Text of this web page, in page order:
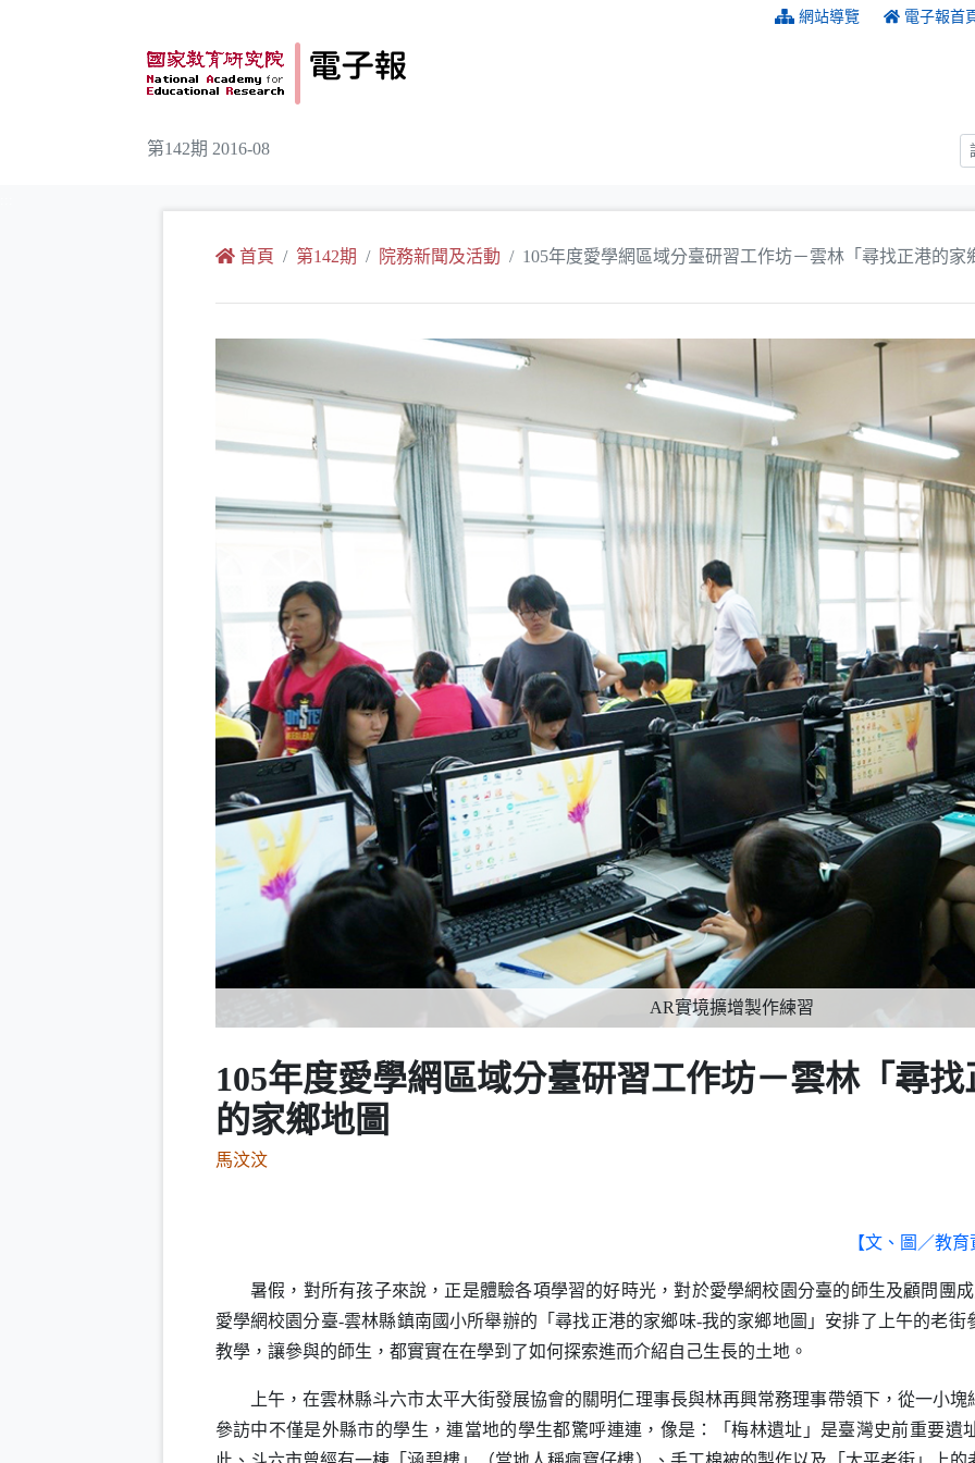
網站導覽 電子報首
第142期 2016-08
首頁 第142期 院務新聞及活動 105年度愛學網區域分臺研習工作坊－雲林「尋找正港的家
AR實境擴增製作練習
Previous
105年度愛學網區域分臺研習工作坊－雲林「尋
的家鄉地圖
馬汶汶
【文、圖／教
暑假，對所有孩子來說，正是體驗各項學習的好時光，對於愛學網校園分臺的師生及顧問團
愛學網校園分臺-雲林縣鎮南國小所舉辦的「尋找正港的家鄉味-我的家鄉地圖」安排了上午的老
教學，讓參與的師生，都實實在在學到了如何探索進而介紹自己生長的土地。
上午，在雲林縣斗六市太平大街發展協會的關明仁理事長與林再興常務理事帶領下，從一小塊
參訪中不僅是外縣市的學生，連當地的學生都驚呼連連，像是：「梅林遺址」是臺灣史前重要遺